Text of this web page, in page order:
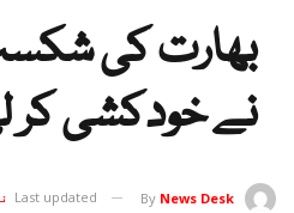
بھارت کی
نے خودکشی کر
By News Desk
Last updated